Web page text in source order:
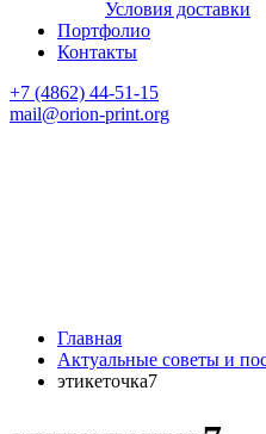
Условия доставки
Портфолио
Контакты
+7 (4862) 44-51-15
mail@orion-print.org
Главная
Актуальные советы и
этикеточка7